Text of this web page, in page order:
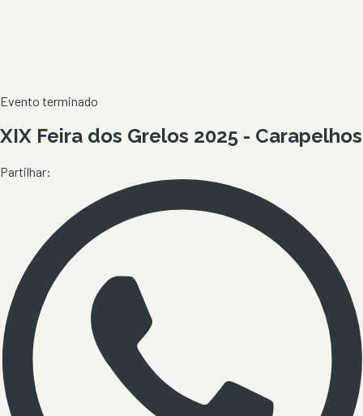
Evento terminado
XIX Feira dos Grelos 2025 - Carapelhos
Partilhar: